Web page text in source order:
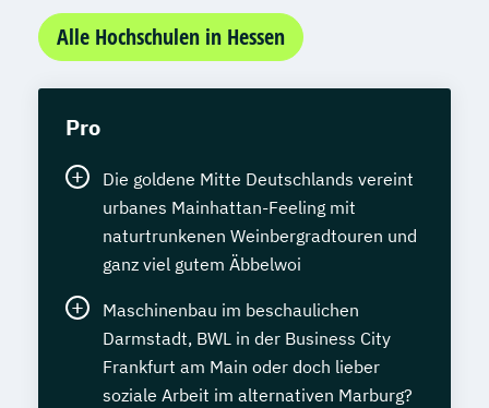
Alle Hochschulen in Hessen
Pro
Die goldene Mitte Deutschlands vereint
urbanes Mainhattan-Feeling mit
naturtrunkenen Weinbergradtouren und
ganz viel gutem Äbbelwoi
Maschinenbau im beschaulichen
Darmstadt, BWL in der Business City
Frankfurt am Main oder doch lieber
soziale Arbeit im alternativen Marburg?